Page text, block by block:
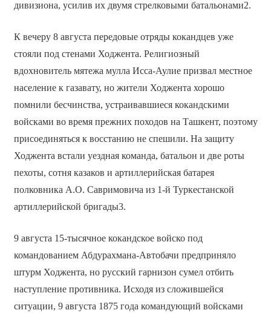
дивизиона, усилив их двумя стрелковыми батальонами2.
К вечеру 8 августа передовые отряды кокандцев уже
стояли под стенами Ходжента. Религиозный
вдохновитель мятежа мулла Исса-Аулие призвал местное
население к газавату, но жители Ходжента хорошо
помнили бесчинства, устраивавшиеся кокандскими
войсками во время прежних походов на Ташкент, поэтому
присоединяться к восстанию не спешили. На защиту
Ходжента встали уездная команда, батальон и две роты
пехоты, сотня казаков и артиллерийская батарея
полковника А.О. Савримовича из 1-й Туркестанской
артиллерийской бригады3.
9 августа 15-тысячное кокандское войско под
командованием Абдурахмана-Автобачи предприняло
штурм Ходжента, но русский гарнизон сумел отбить
наступление противника. Исходя из сложившейся
ситуации, 9 августа 1875 года командующий войсками